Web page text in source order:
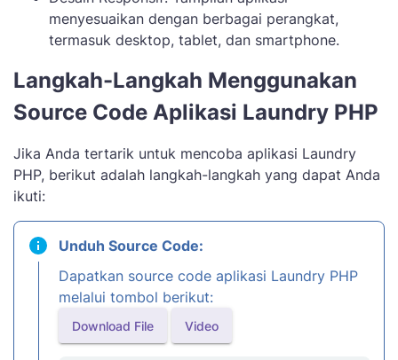
menyesuaikan dengan berbagai perangkat,
termasuk desktop, tablet, dan smartphone.
Langkah-Langkah Menggunakan
Source Code Aplikasi Laundry PHP
Jika Anda tertarik untuk mencoba aplikasi Laundry
PHP, berikut adalah langkah-langkah yang dapat Anda
ikuti:
Unduh Source Code:
Dapatkan source code aplikasi Laundry PHP
melalui tombol berikut:
Download File Video